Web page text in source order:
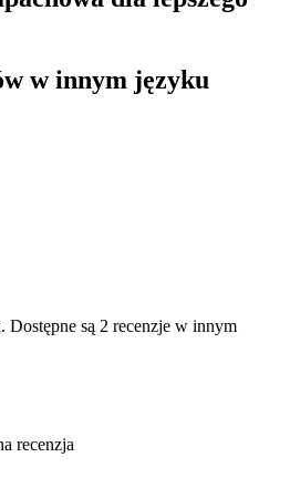
w innym języku
są 2 recenzje w innym
recenzja